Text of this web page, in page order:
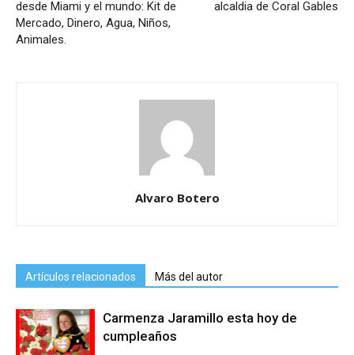
desde Miami y el mundo: Kit de
Mercado, Dinero, Agua, Niños,
Animales.
alcaldia de Coral Gables
Alvaro Botero
Artículos relacionados Más del autor
Carmenza Jaramillo esta hoy de
cumpleaños